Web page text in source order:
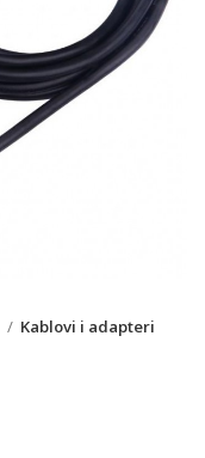
Kablovi i adapteri